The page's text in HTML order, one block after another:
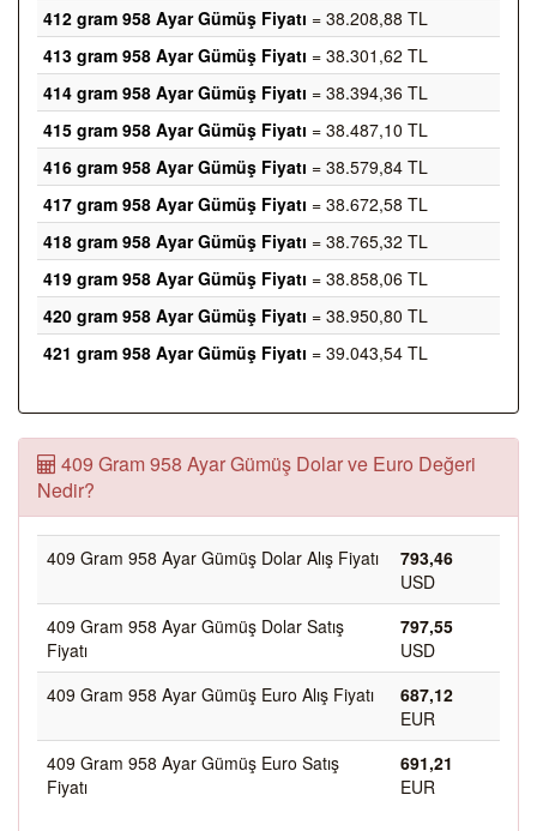
412 gram 958 Ayar Gümüş Fiyatı = 38.208,88 TL
413 gram 958 Ayar Gümüş Fiyatı = 38.301,62 TL
414 gram 958 Ayar Gümüş Fiyatı = 38.394,36 TL
415 gram 958 Ayar Gümüş Fiyatı = 38.487,10 TL
416 gram 958 Ayar Gümüş Fiyatı = 38.579,84 TL
417 gram 958 Ayar Gümüş Fiyatı = 38.672,58 TL
418 gram 958 Ayar Gümüş Fiyatı = 38.765,32 TL
419 gram 958 Ayar Gümüş Fiyatı = 38.858,06 TL
420 gram 958 Ayar Gümüş Fiyatı = 38.950,80 TL
421 gram 958 Ayar Gümüş Fiyatı = 39.043,54 TL
409 Gram 958 Ayar Gümüş Dolar ve Euro Değeri
Nedir?
409 Gram 958 Ayar Gümüş Dolar Alış Fiyatı
793,46
USD
409 Gram 958 Ayar Gümüş Dolar Satış
Fiyatı
797,55
USD
409 Gram 958 Ayar Gümüş Euro Alış Fiyatı
687,12
EUR
409 Gram 958 Ayar Gümüş Euro Satış
Fiyatı
691,21
EUR